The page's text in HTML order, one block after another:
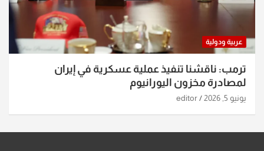
عربية ودولية
ترمب: ناقشنا تنفيذ عملية عسكرية في إيران
لمصادرة مخزون اليورانيوم
يونيو 5, 2026 editor